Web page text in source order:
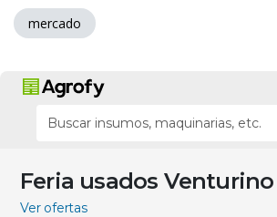
mercado
Feria usados Venturino
Ver ofertas